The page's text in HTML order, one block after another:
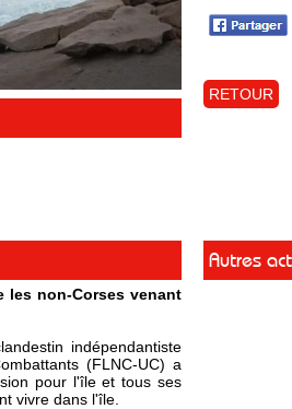
RETOUR
les non-Corses venant
indépendantiste
(FLNC-UC) a
pour l'île et tous ses
vivre dans l'île.
Autres